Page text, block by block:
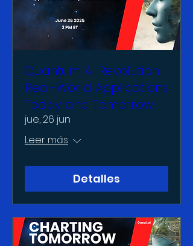
Quantum AI Revolution:
Real-World Applications
Today and Tomorrow.
jue, 26 jun
Leer más
Detalles